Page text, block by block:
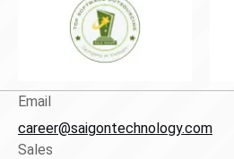
Email
career@saigontechnology.com
Sales